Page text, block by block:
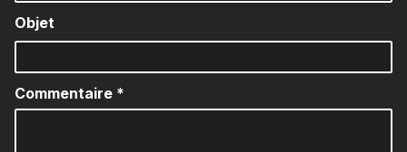
Objet
Commentaire *